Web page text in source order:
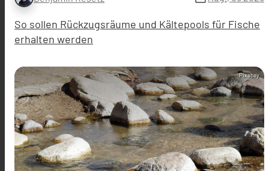
So sollen Rückzugsräume und Kältepools für Fische
erhalten werden
Pixabay